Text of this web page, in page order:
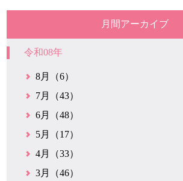
月間アーカイブ
令和08年
8月（6）
7月（43）
6月（48）
5月（17）
4月（33）
3月（46）